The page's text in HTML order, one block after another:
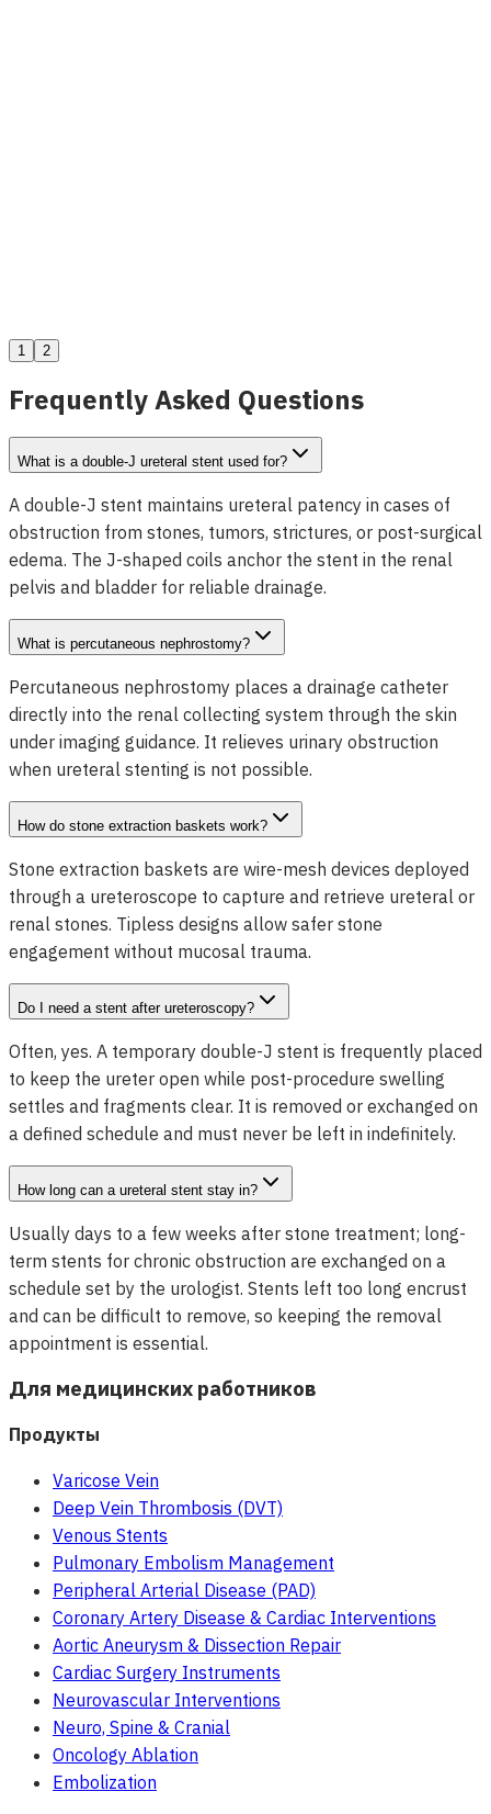
Подробнее
1 2
Frequently Asked Questions
What is a double-J ureteral stent used for?
A double-J stent maintains ureteral patency in cases of
obstruction from stones, tumors, strictures, or post-surgical
edema. The J-shaped coils anchor the stent in the renal
pelvis and bladder for reliable drainage.
What is percutaneous nephrostomy?
Percutaneous nephrostomy places a drainage catheter
directly into the renal collecting system through the skin
under imaging guidance. It relieves urinary obstruction
when ureteral stenting is not possible.
How do stone extraction baskets work?
Stone extraction baskets are wire-mesh devices deployed
through a ureteroscope to capture and retrieve ureteral or
renal stones. Tipless designs allow safer stone
engagement without mucosal trauma.
Do I need a stent after ureteroscopy?
Often, yes. A temporary double-J stent is frequently placed
to keep the ureter open while post-procedure swelling
settles and fragments clear. It is removed or exchanged on
a defined schedule and must never be left in indefinitely.
How long can a ureteral stent stay in?
Usually days to a few weeks after stone treatment; long-
term stents for chronic obstruction are exchanged on a
schedule set by the urologist. Stents left too long encrust
and can be difficult to remove, so keeping the removal
appointment is essential.
Для медицинских работников
Продукты
Varicose Vein
Deep Vein Thrombosis (DVT)
Venous Stents
Pulmonary Embolism Management
Peripheral Arterial Disease (PAD)
Coronary Artery Disease & Cardiac Interventions
Aortic Aneurysm & Dissection Repair
Cardiac Surgery Instruments
Neurovascular Interventions
Neuro, Spine & Cranial
Oncology Ablation
Embolization